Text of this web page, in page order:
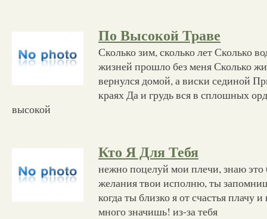
По Высокой Траве
Сколько зим, сколько лет Сколько
жизней прошло без меня Сколько
вернулся домой, а виски сединой
краях Да и грудь вся в сплошных
высокой
Кто Я Для Тебя
нежно поцелуй мои плечи, знаю это
желания твои исполню, ты
когда ты близко я от счастья плачу
много значишь! из-за тебя